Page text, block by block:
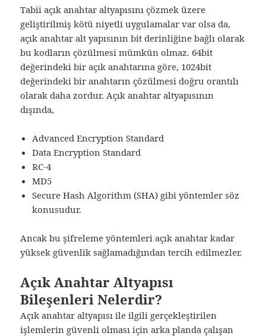
Tabii açık anahtar altyapısını çözmek üzere
geliştirilmiş kötü niyetli uygulamalar var olsa da,
açık anahtar alt yapısının bit derinliğine bağlı olarak
bu kodların çözülmesi mümkün olmaz. 64bit
değerindeki bir açık anahtarına göre, 1024bit
değerindeki bir anahtarın çözülmesi doğru orantılı
olarak daha zordur. Açık anahtar altyapısının
dışında,
Advanced Encryption Standard
Data Encryption Standard
RC-4
MD5
Secure Hash Algorithm (SHA) gibi yöntemler söz
konusudur.
Ancak bu şifreleme yöntemleri açık anahtar kadar
yüksek güvenlik sağlamadığından tercih edilmezler.
Açık Anahtar Altyapısı
Bileşenleri Nelerdir?
Açık anahtar altyapısı ile ilgili gerçekleştirilen
işlemlerin güvenli olması için arka planda çalışan